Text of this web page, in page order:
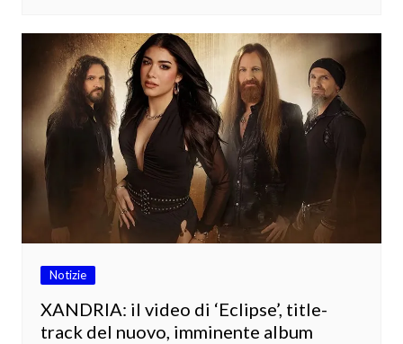
Notizie
XANDRIA: il video di ‘Eclipse’, title-
track del nuovo, imminente album